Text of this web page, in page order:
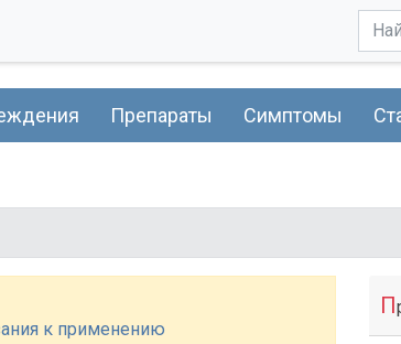
Препараты Симптомы
к применению
П